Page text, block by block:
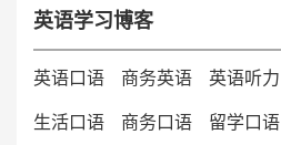
英语学习博客
英语口语 商务英语 英语听力
生活口语 商务口语 留学口语